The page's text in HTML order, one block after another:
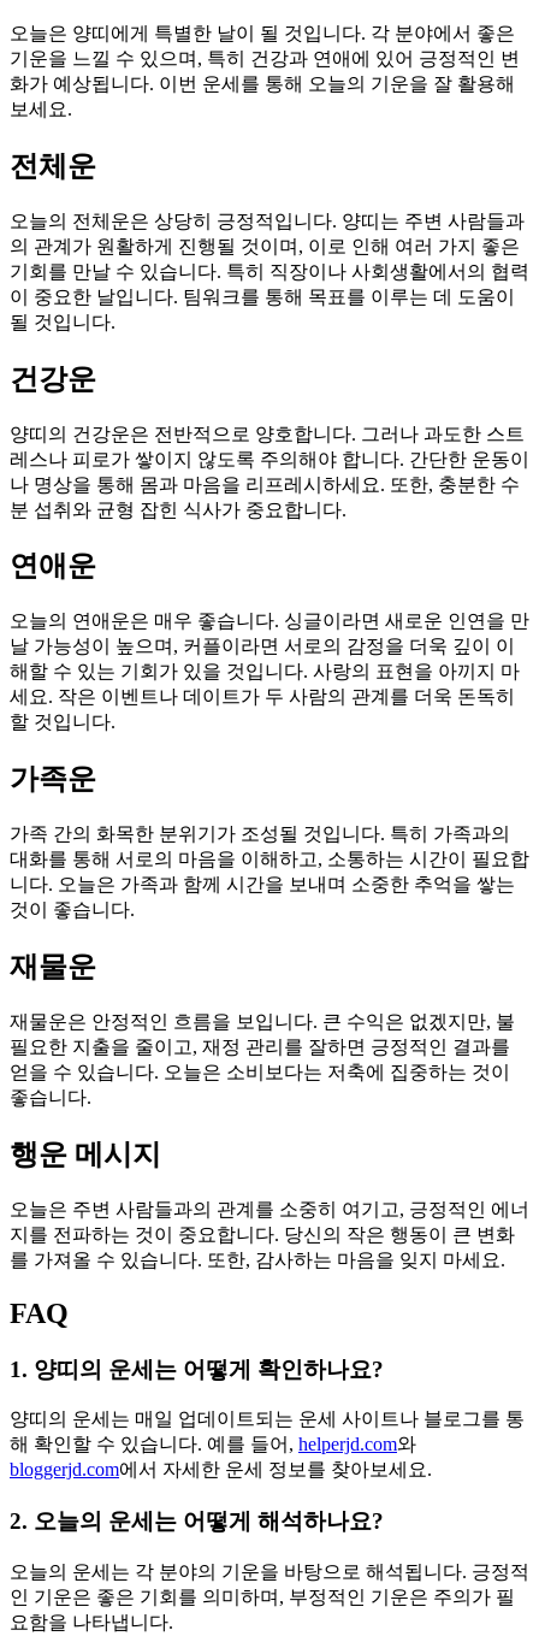
오늘은 양띠에게 특별한 날이 될 것입니다. 각 분야에서 좋은
기운을 느낄 수 있으며, 특히 건강과 연애에 있어 긍정적인 변
화가 예상됩니다. 이번 운세를 통해 오늘의 기운을 잘 활용해
보세요.
전체운
오늘의 전체운은 상당히 긍정적입니다. 양띠는 주변 사람들과
의 관계가 원활하게 진행될 것이며, 이로 인해 여러 가지 좋은
기회를 만날 수 있습니다. 특히 직장이나 사회생활에서의 협력
이 중요한 날입니다. 팀워크를 통해 목표를 이루는 데 도움이
될 것입니다.
건강운
양띠의 건강운은 전반적으로 양호합니다. 그러나 과도한 스트
레스나 피로가 쌓이지 않도록 주의해야 합니다. 간단한 운동이
나 명상을 통해 몸과 마음을 리프레시하세요. 또한, 충분한 수
분 섭취와 균형 잡힌 식사가 중요합니다.
연애운
오늘의 연애운은 매우 좋습니다. 싱글이라면 새로운 인연을 만
날 가능성이 높으며, 커플이라면 서로의 감정을 더욱 깊이 이
해할 수 있는 기회가 있을 것입니다. 사랑의 표현을 아끼지 마
세요. 작은 이벤트나 데이트가 두 사람의 관계를 더욱 돈독히
할 것입니다.
가족운
가족 간의 화목한 분위기가 조성될 것입니다. 특히 가족과의
대화를 통해 서로의 마음을 이해하고, 소통하는 시간이 필요합
니다. 오늘은 가족과 함께 시간을 보내며 소중한 추억을 쌓는
것이 좋습니다.
재물운
재물운은 안정적인 흐름을 보입니다. 큰 수익은 없겠지만, 불
필요한 지출을 줄이고, 재정 관리를 잘하면 긍정적인 결과를
얻을 수 있습니다. 오늘은 소비보다는 저축에 집중하는 것이
좋습니다.
행운 메시지
오늘은 주변 사람들과의 관계를 소중히 여기고, 긍정적인 에너
지를 전파하는 것이 중요합니다. 당신의 작은 행동이 큰 변화
를 가져올 수 있습니다. 또한, 감사하는 마음을 잊지 마세요.
FAQ
1. 양띠의 운세는 어떻게 확인하나요?
양띠의 운세는 매일 업데이트되는 운세 사이트나 블로그를 통
해 확인할 수 있습니다. 예를 들어, helperjd.com와
bloggerjd.com에서 자세한 운세 정보를 찾아보세요.
2. 오늘의 운세는 어떻게 해석하나요?
오늘의 운세는 각 분야의 기운을 바탕으로 해석됩니다. 긍정적
인 기운은 좋은 기회를 의미하며, 부정적인 기운은 주의가 필
요함을 나타냅니다.